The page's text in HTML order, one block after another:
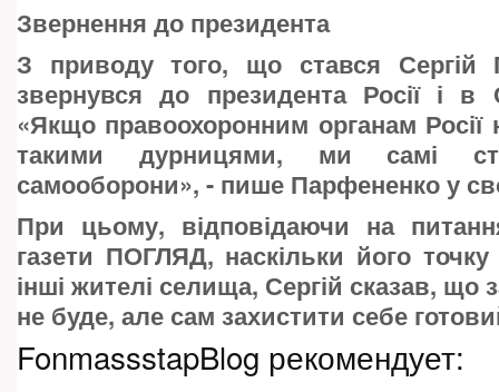
Звернення до президента
З приводу того, що стався Сергій
звернувся до президента Росії і в
«Якщо правоохоронним органам Росії
такими дурницями, ми самі
самооборони», - пише Парфененко у
При цьому, відповідаючи на
газети ПОГЛЯД, наскільки його
інші жителі селища, Сергій сказав, що
не буде, але сам захистити себе
FonmassstapBlog рекомендует: